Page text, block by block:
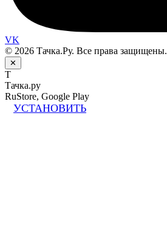
VK
© 2026 Тачка.Ру. Все права защищены.
✕
Т
Тачка.ру
RuStore, Google Play
УСТАНОВИТЬ